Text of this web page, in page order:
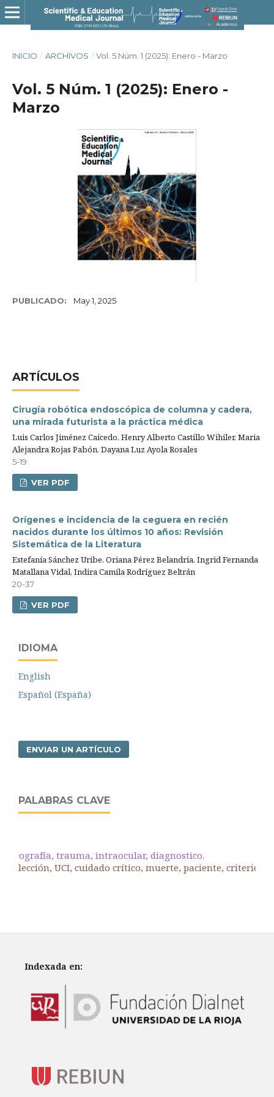
INICIO / ARCHIVOS / Vol. 5 Núm. 1 (2025): Enero - Marzo
Vol. 5 Núm. 1 (2025): Enero -
Marzo
PUBLICADO: May 1, 2025
ARTÍCULOS
Cirugía robótica endoscópica de columna y cadera,
una mirada futurista a la práctica médica
Luis Carlos Jiménez Caicedo, Henry Alberto Castillo Wihiler, Maria
Alejandra Rojas Pabón, Dayana Luz Ayola Rosales
5-19
VER PDF
Orígenes e incidencia de la ceguera en recién
nacidos durante los últimos 10 años: Revisión
Sistemática de la Literatura
Estefanía Sánchez Uribe, Oriana Pérez Belandria, Ingrid Fernanda
Matallana Vidal, Indira Camila Rodríguez Beltrán
20-37
VER PDF
IDIOMA
English
Español (España)
ENVIAR UN ARTÍCULO
PALABRAS CLAVE
Ecografía, trauma, intraocular, diagnostico.
Selección, UCI, cuidado crítico, muerte, paciente, criterios.
Indexada en: